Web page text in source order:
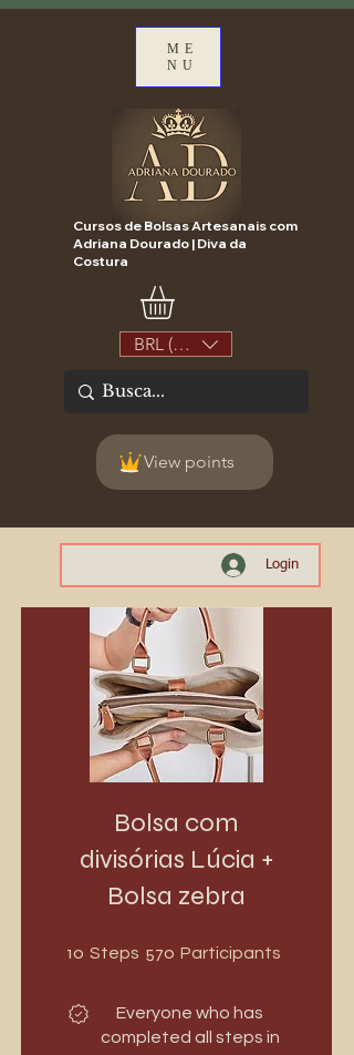
ME
NU
Cursos de Bolsas Artesanais com
Adriana Dourado | Diva da
Costura
BRL (R$)
View points
Login
Bolsa com
divisórias Lúcia +
Bolsa zebra
10 Steps 10 Steps
570 Participants
Everyone who has
completed all steps in